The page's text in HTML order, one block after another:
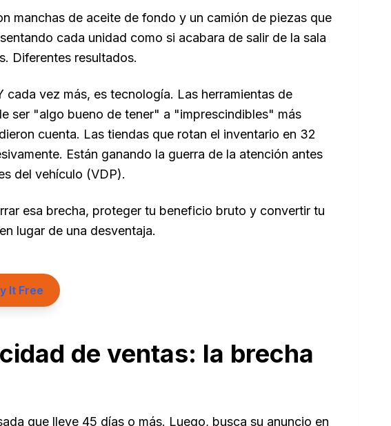
manchas de aceite de fondo y un camión de piezas que
cada unidad como si acabara de salir de la sala
Diferentes resultados.
vez más, es tecnología. Las herramientas de
ser "algo bueno de tener" a "imprescindibles" más
cuenta. Las tiendas que rotan el inventario en 32
Están ganando la guerra de la atención antes
del vehículo (VDP).
esa brecha, proteger tu beneficio bruto y convertir tu
lugar de una desventaja.
It Free
de ventas: la brecha
que lleve 45 días o más. Luego, busca su anuncio en